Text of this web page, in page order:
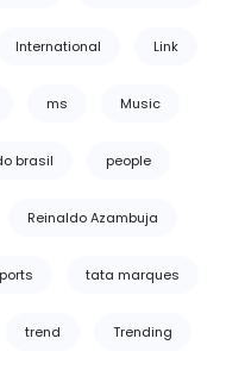
International Link
ms Music
brasil people
Reinaldo Azambuja
tata marques
trend Trending